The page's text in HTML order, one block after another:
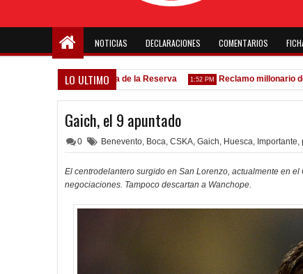
NOTICIAS DECLARACIONES COMENTARIOS
LO ULTIMO
Goleada histórica de la Reserva 1:52 PM Reclamo millonario de San
Gaich, el 9 apuntado
0 Benevento, Boca, CSKA, Gaich, Huesca, Importante,
El centrodelantero surgido en San Lorenzo, actualmente en
negociaciones. Tampoco descartan a Wanchope.